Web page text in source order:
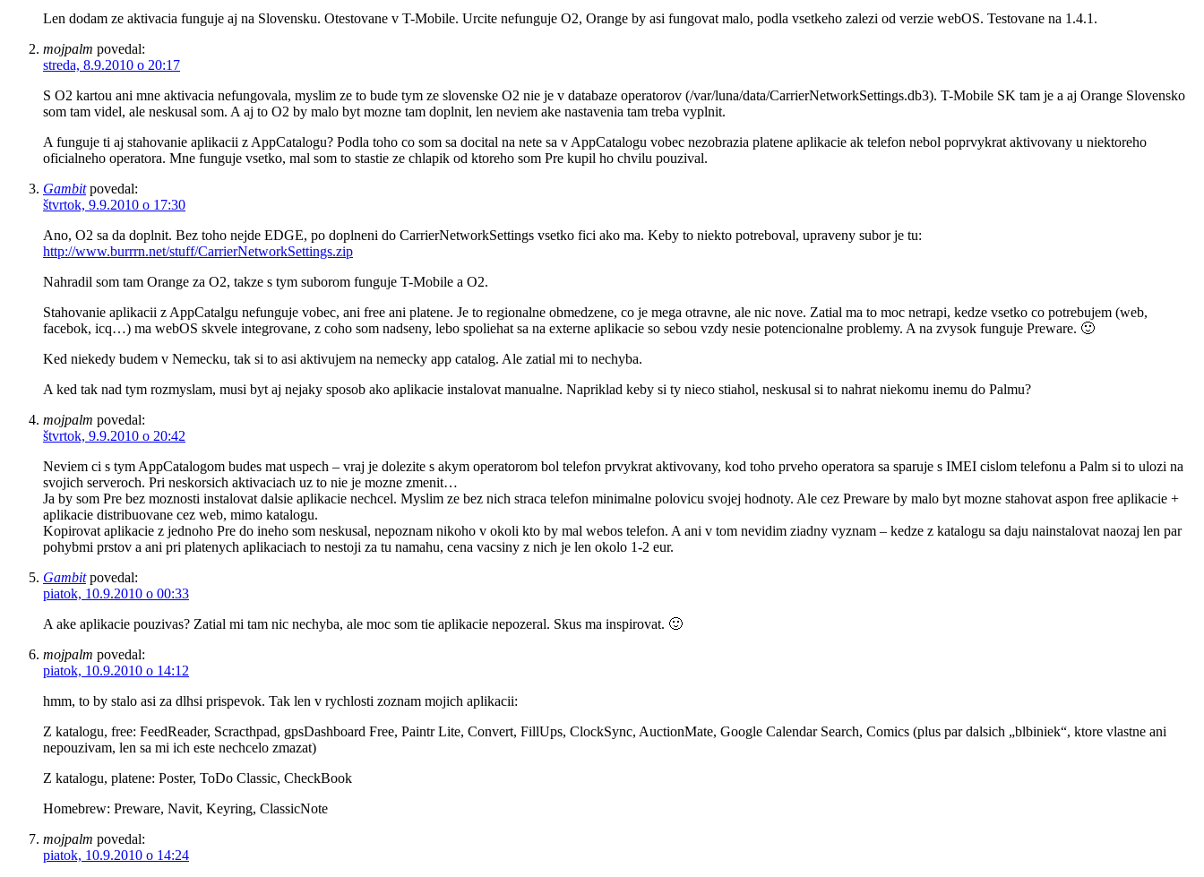
Len dodam ze aktivacia funguje aj na Slovensku. Otestovane v T-Mobile. Urcite nefunguje O2, Orange by asi fungovat malo, podla vsetkeho zalezi od verzie webOS. Testovane na 1.4.1.
mojpalm povedal:
streda, 8.9.2010 o 20:17
S O2 kartou ani mne aktivacia nefungovala, myslim ze to bude tym ze slovenske O2 nie je v databaze operatorov (/var/luna/data/CarrierNetworkSettings.db3). T-Mobile SK tam je a aj Orange Slovensko
som tam videl, ale neskusal som. A aj to O2 by malo byt mozne tam doplnit, len neviem ake nastavenia tam treba vyplnit.
A funguje ti aj stahovanie aplikacii z AppCatalogu? Podla toho co som sa docital na nete sa v AppCatalogu vobec nezobrazia platene aplikacie ak telefon nebol poprvykrat aktivovany u niektoreho
oficialneho operatora. Mne funguje vsetko, mal som to stastie ze chlapik od ktoreho som Pre kupil ho chvilu pouzival.
Gambit povedal:
štvrtok, 9.9.2010 o 17:30
Ano, O2 sa da doplnit. Bez toho nejde EDGE, po doplneni do CarrierNetworkSettings vsetko fici ako ma. Keby to niekto potreboval, upraveny subor je tu:
http://www.burrrn.net/stuff/CarrierNetworkSettings.zip
Nahradil som tam Orange za O2, takze s tym suborom funguje T-Mobile a O2.
Stahovanie aplikacii z AppCatalgu nefunguje vobec, ani free ani platene. Je to regionalne obmedzene, co je mega otravne, ale nic nove. Zatial ma to moc netrapi, kedze vsetko co potrebujem (web,
facebok, icq…) ma webOS skvele integrovane, z coho som nadseny, lebo spoliehat sa na externe aplikacie so sebou vzdy nesie potencionalne problemy. A na zvysok funguje Preware. 🙂
Ked niekedy budem v Nemecku, tak si to asi aktivujem na nemecky app catalog. Ale zatial mi to nechyba.
A ked tak nad tym rozmyslam, musi byt aj nejaky sposob ako aplikacie instalovat manualne. Napriklad keby si ty nieco stiahol, neskusal si to nahrat niekomu inemu do Palmu?
mojpalm povedal:
štvrtok, 9.9.2010 o 20:42
Neviem ci s tym AppCatalogom budes mat uspech – vraj je dolezite s akym operatorom bol telefon prvykrat aktivovany, kod toho prveho operatora sa sparuje s IMEI cislom telefonu a Palm si to ulozi na
svojich serveroch. Pri neskorsich aktivaciach uz to nie je mozne zmenit…
Ja by som Pre bez moznosti instalovat dalsie aplikacie nechcel. Myslim ze bez nich straca telefon minimalne polovicu svojej hodnoty. Ale cez Preware by malo byt mozne stahovat aspon free aplikacie +
aplikacie distribuovane cez web, mimo katalogu.
Kopirovat aplikacie z jednoho Pre do ineho som neskusal, nepoznam nikoho v okoli kto by mal webos telefon. A ani v tom nevidim ziadny vyznam – kedze z katalogu sa daju nainstalovat naozaj len par
pohybmi prstov a ani pri platenych aplikaciach to nestoji za tu namahu, cena vacsiny z nich je len okolo 1-2 eur.
Gambit povedal:
piatok, 10.9.2010 o 00:33
A ake aplikacie pouzivas? Zatial mi tam nic nechyba, ale moc som tie aplikacie nepozeral. Skus ma inspirovat. 🙂
mojpalm povedal:
piatok, 10.9.2010 o 14:12
hmm, to by stalo asi za dlhsi prispevok. Tak len v rychlosti zoznam mojich aplikacii:
Z katalogu, free: FeedReader, Scracthpad, gpsDashboard Free, Paintr Lite, Convert, FillUps, ClockSync, AuctionMate, Google Calendar Search, Comics (plus par dalsich „blbiniek“, ktore vlastne ani
nepouzivam, len sa mi ich este nechcelo zmazat)
Z katalogu, platene: Poster, ToDo Classic, CheckBook
Homebrew: Preware, Navit, Keyring, ClassicNote
mojpalm povedal:
piatok, 10.9.2010 o 14:24